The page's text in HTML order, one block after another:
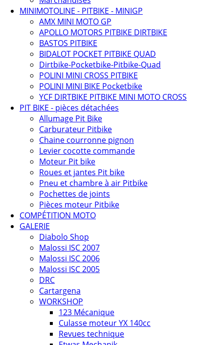
MINIMOTOLINE - PITBIKE - MINIGP
AMX MINI MOTO GP
APOLLO MOTORS PITBIKE DIRTBIKE
BASTOS PITBIKE
BIDALOT POCKET PITBIKE QUAD
Dirtbike-Pocketbike-Pitbike-Quad
POLINI MINI CROSS PITBIKE
POLINI MINI BIKE Pocketbike
YCF DIRTBIKE PITBIKE MINI MOTO CROSS
PIT BIKE - pièces détachées
Allumage Pit Bike
Carburateur Pitbike
Chaine courronne pignon
Levier cocotte commande
Moteur Pit bike
Roues et jantes Pit bike
Pneu et chambre à air Pitbike
Pochettes de joints
Pièces moteur Pitbike
COMPÉTITION MOTO
GALERIE
Diabolo Shop
Malossi ISC 2007
Malossi ISC 2006
Malossi ISC 2005
DRC
Cartargena
WORKSHOP
123 Mécanique
Culasse moteur YX 140cc
Revues technique